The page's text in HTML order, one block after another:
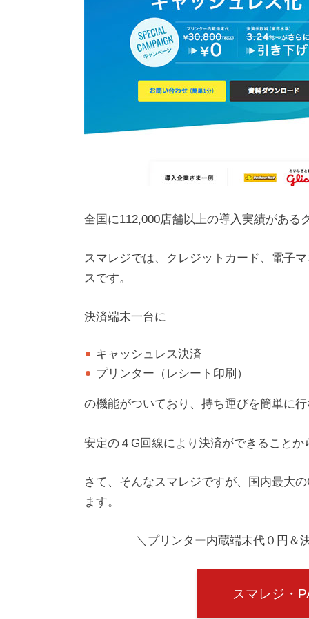
全国に112,000店舗以上の導入実績がある
スマレジでは、クレジットカード、電子
スです。
決済端末一台に
キャッシュレス決済
プリンター（レシート印刷）
の機能がついており、持ち運びを簡単に
安定の４G回線により決済ができること
さて、そんなスマレジですが、国内最大
ます。
＼プリンター内蔵端末代０円＆
スマレジ・